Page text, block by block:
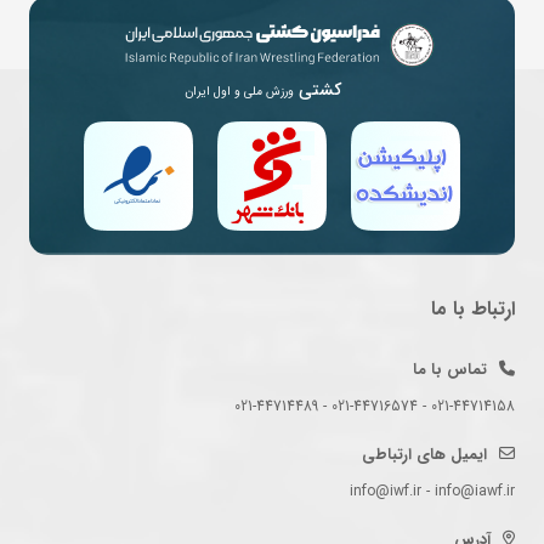
کشتی ورزش ملی و اول ایران
ارتباط با ما
تماس با ما
021-44714158 - 021-44716574 - 021-44714489
ایمیل های ارتباطی
info@iwf.ir - info@iawf.ir